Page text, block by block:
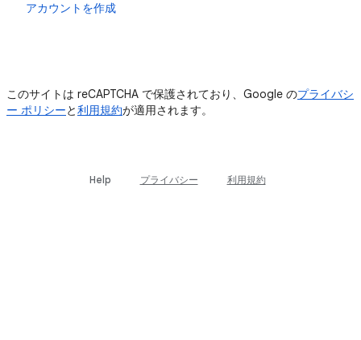
アカウントを作成
このサイトは reCAPTCHA で保護されており、Google のプライバシ
ー ポリシーと利用規約が適用されます。
Help プライバシー 利用規約